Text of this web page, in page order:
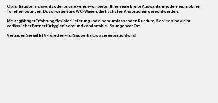
Ob für Baustellen, Events oder private Feiern – wir bieten Ihnen eine breite Auswahl an modernen, mobilen
Toilettenlösungen, Duschwagen und WC-Wagen, die höchsten Ansprüchen gerecht werden.
Mit langjähriger Erfahrung, flexibler Lieferung und einem umfassenden Rundum-Service sind wir Ihr
verlässlicher Partner für hygienische und komfortable Lösungen vor Ort.
Vertrauen Sie auf ETV-Toiletten – für Sauberkeit, wo sie gebraucht wird!